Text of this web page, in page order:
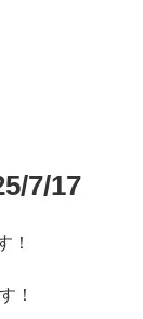
7/17
！
！